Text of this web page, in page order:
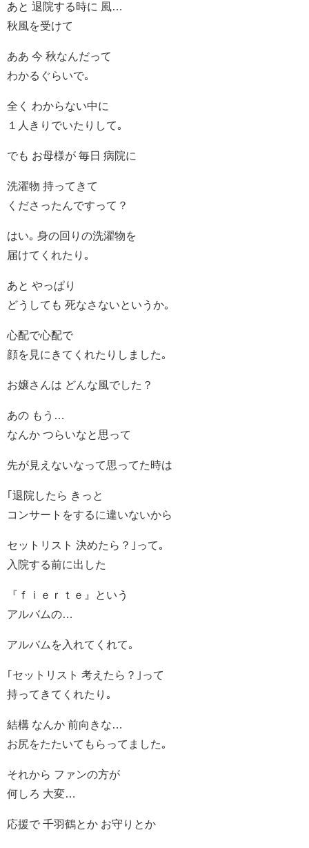
あと 退院する時に 風…
秋風を受けて
ああ 今 秋なんだって
わかるぐらいで｡
全く わからない中に
１人きりでいたりして｡
でも お母様が 毎日 病院に
洗濯物 持ってきて
くださったんですって？
はい｡ 身の回りの洗濯物を
届けてくれたり｡
あと やっぱり
どうしても 死なさないというか｡
心配で心配で
顔を見にきてくれたりしました｡
お嬢さんは どんな風でした？
あの もう…
なんか つらいなと思って
先が見えないなって思ってた時は
｢退院したら きっと
コンサートをするに違いないから
セットリスト 決めたら？｣って｡
入院する前に出した
『ｆｉｅｒｔｅ』という
アルバムの…
アルバムを入れてくれて｡
｢セットリスト 考えたら？｣って
持ってきてくれたり｡
結構 なんか 前向きな…
お尻をたたいてもらってました｡
それから ファンの方が
何しろ 大変…
応援で 千羽鶴とか お守りとか